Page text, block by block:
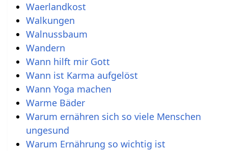
Waerlandkost
Walkungen
Walnussbaum
Wandern
Wann hilft mir Gott
Wann ist Karma aufgelöst
Wann Yoga machen
Warme Bäder
Warum ernähren sich so viele Menschen
ungesund
Warum Ernährung so wichtig ist